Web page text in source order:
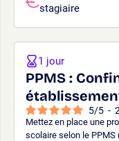
stagiaire
PPMS :
5/5 - 2
Mettez en place une
scolaire selon le PPMS
1 jour